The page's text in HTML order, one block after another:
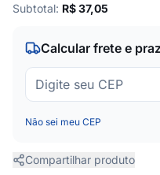
Subtotal: R$37,05
Calcular frete e
Não sei meu CEP
Compartilhar produto